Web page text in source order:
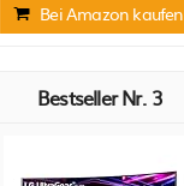
Bei Amazon kaufen
3